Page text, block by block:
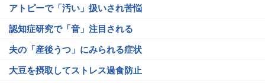
アトピーで「汚い」扱いされ苦悩
認知症研究で「音」注目される
夫の「産後うつ」にみられる症状
大豆を摂取してストレス過食防止